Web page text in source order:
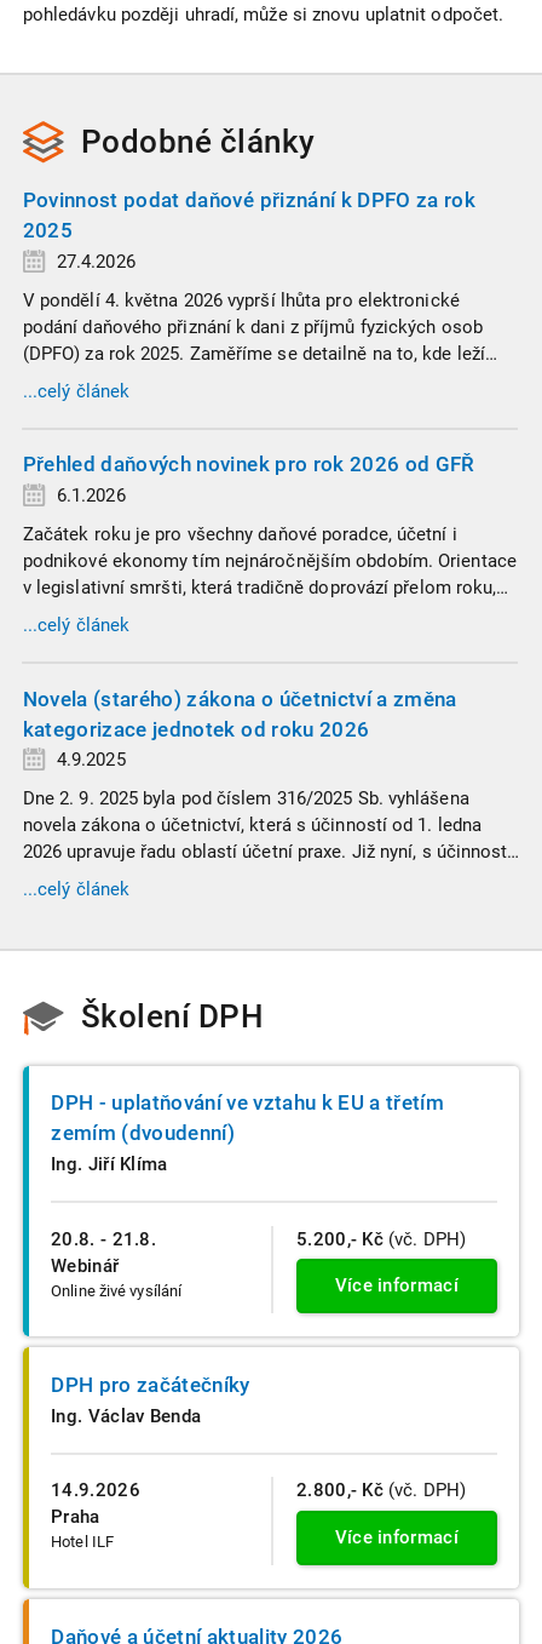
pohledávku později uhradí, může si znovu uplatnit odpočet.
Podobné články
Povinnost podat daňové přiznání k DPFO za rok
2025
27.4.2026
V pondělí 4. května 2026 vyprší lhůta pro elektronické
podání daňového přiznání k dani z příjmů fyzických osob
(DPFO) za rok 2025. Zaměříme se detailně na to, kde leží
hranice povinnosti přiznání podat, jaké jsou nejčastější
chytáky v soubězích příjmů a na co si dát v roce 2026
...celý článek
Přehled daňových novinek pro rok 2026 od GFŘ
6.1.2026
Začátek roku je pro všechny daňové poradce, účetní i
podnikové ekonomy tím nejnáročnějším obdobím. Orientace
v legislativní smršti, která tradičně doprovází přelom roku,
vyžaduje nastudovat všechny novely a doprovodné
informace. Generální finanční ředitelství (GFŘ) zveřejnilo
žádného daňového profesionála.
...celý článek
Novela (starého) zákona o účetnictví a změna
kategorizace jednotek od roku 2026
4.9.2025
Dne 2. 9. 2025 byla pod číslem 316/2025 Sb. vyhlášena
novela zákona o účetnictví, která s účinností od 1. ledna
2026 upravuje řadu oblastí účetní praxe. Již nyní, s účinností
od 3. září 2025, platí nová, zvýšená kritéria pro zařazení firem
do velikostních a použijí se zpětně již pro účetní období
...celý článek
Školení DPH
20.8. - 21.8.
Webinář
Online živé vysílání
DPH - uplatňování ve vztahu k EU a třetím
zemím (dvoudenní)
Ing. Jiří Klíma
5.200,- Kč (vč. DPH)
Více informací
14.9.2026
Praha
Hotel ILF
DPH pro začátečníky
Ing. Václav Benda
2.800,- Kč (vč. DPH)
Více informací
Daňové a účetní aktuality 2026